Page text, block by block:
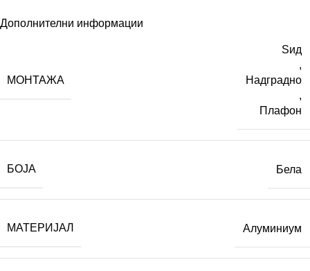
Дополнителни информации
МОНТАЖА
Ѕид
,
Надградно
,
Плафон
БОЈА Бела
МАТЕРИЈАЛ Алуминиум